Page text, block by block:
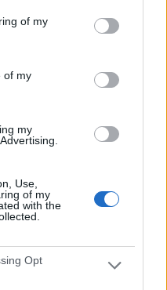
of my
of my
my
Use,
of my
with the
Opt
7 (100%)
CANALES TV
100%